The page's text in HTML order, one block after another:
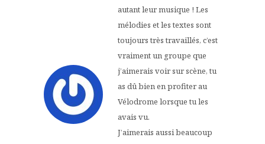
autant leur musique ! Les
mélodies et les textes sont
toujours très travaillés, c’est
vraiment un groupe que
j’aimerais voir sur scène, tu
as dû bien en profiter au
Vélodrome lorsque tu les
avais vu.
J’aimerais aussi beaucoup